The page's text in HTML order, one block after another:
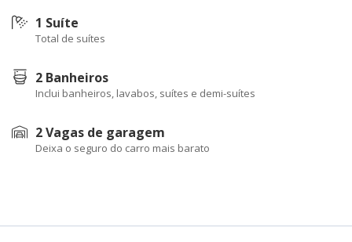
1 Suíte
Total de suítes
2 Banheiros
Inclui banheiros, lavabos, suítes e demi-suítes
2 Vagas de garagem
Deixa o seguro do carro mais barato